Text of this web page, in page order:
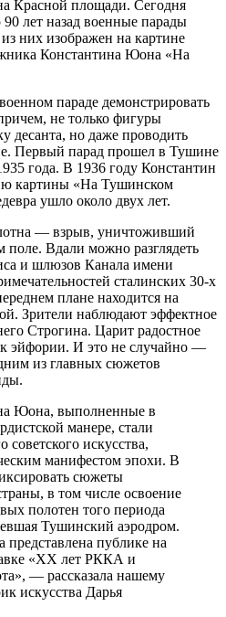
Красной площади. Сегодня
90 лет назад военные парады
них изображен на картине
Константина Юона «На
параде демонстрировать
не только фигуры
десанта, но даже проводить
Первый парад прошел в Тушине
года. В 1936 году Константин
картины «На Тушинском
ушло около двух лет.
— взрыв, уничтоживший
Вдали можно разглядеть
и шлюзов Канала имени
сталинских 30-х
плане находится на
Зрители наблюдают эффектное
Строгина. Царит радостное
к эйфории. И это не случайно —
из главных сюжетов
Юона, выполненные в
манере, стали
советского искусства,
манифестом эпохи. В
сюжеты
в том числе освоение
полотен того периода
Тушинский аэродром.
публике на
«XX лет РККА и
— рассказала нашему
искусства Дарья